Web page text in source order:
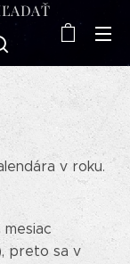
v roku.
preto sa v